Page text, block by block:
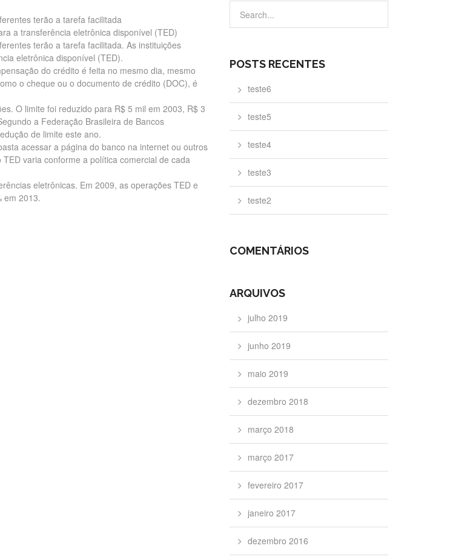
terão a tarefa facilitada
a transferência eletrônica disponível (TED)
terão a tarefa facilitada. As instituições
eletrônica disponível (TED).
do crédito é feita no mesmo dia, mesmo
o cheque ou o documento de crédito (DOC), é
O limite foi reduzido para R$ 5 mil em 2003, R$ 3
a Federação Brasileira de Bancos
de limite este ano.
acessar a página do banco na internet ou outros
varia conforme a política comercial de cada
eletrônicas. Em 2009, as operações TED e
em 2013.
POSTS RECENTES
teste6
teste5
teste4
teste3
teste2
COMENTÁRIOS
ARQUIVOS
julho 2019
junho 2019
maio 2019
dezembro 2018
março 2018
março 2017
fevereiro 2017
janeiro 2017
dezembro 2016